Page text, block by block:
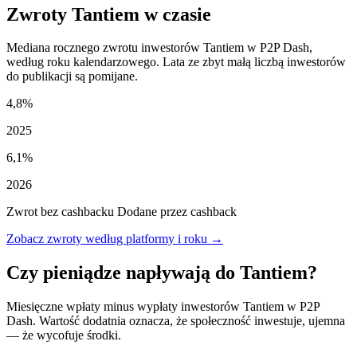
Zwroty Tantiem w czasie
Mediana rocznego zwrotu inwestorów Tantiem w P2P Dash,
według roku kalendarzowego. Lata ze zbyt małą liczbą inwestorów
do publikacji są pomijane.
4,8%
2025
6,1%
2026
Zwrot bez cashbacku Dodane przez cashback
Zobacz zwroty według platformy i roku →
Czy pieniądze napływają do Tantiem?
Miesięczne wpłaty minus wypłaty inwestorów Tantiem w P2P
Dash. Wartość dodatnia oznacza, że społeczność inwestuje, ujemna
— że wycofuje środki.